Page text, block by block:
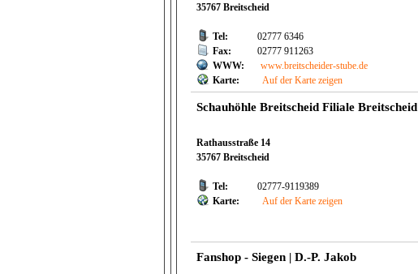
35767 Breitscheid
Tel:
02777 6346
Fax:
02777 911263
WWW:
www.breitscheider-stube.de
Karte:
Auf der Karte zeigen
Schauhöhle Breitscheid Filiale Breitscheid
Rathausstraße 14
35767 Breitscheid
Tel:
02777-9119389
Karte:
Auf der Karte zeigen
Fanshop - Siegen | D.-P. Jakob